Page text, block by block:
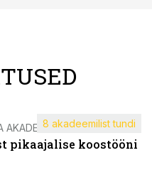
AKADEEMIA
pikaajalise koostööni
8 akadeemilist tundi